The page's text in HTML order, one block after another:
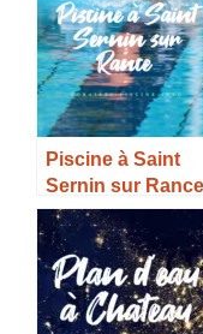
Piscine à Saint
Sernin sur
Horaires, Tarifs
Infos –